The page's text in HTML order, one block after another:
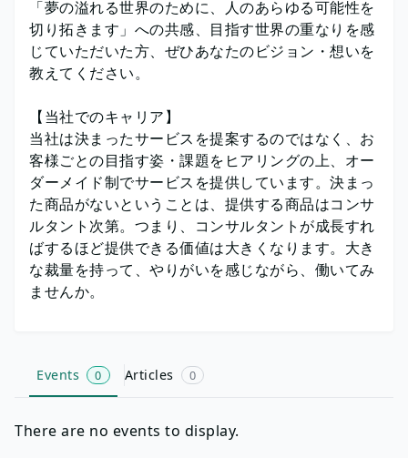
「夢の溢れる世界のために、人のあらゆる可能性を
切り拓きます」への共感、目指す世界の重なりを感
じていただいた方、ぜひあなたのビジョン・想いを
教えてください。
【当社でのキャリア】
当社は決まったサービスを提案するのではなく、お
客様ごとの目指す姿・課題をヒアリングの上、オー
ダーメイド制でサービスを提供しています。決まっ
た商品がないということは、提供する商品はコンサ
ルタント次第。つまり、コンサルタントが成長すれ
ばするほど提供できる価値は大きくなります。大き
な裁量を持って、やりがいを感じながら、働いてみ
ませんか。
Events 0 Articles 0
There are no events to display.